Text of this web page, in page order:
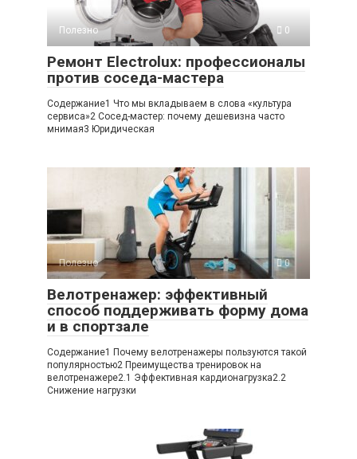
Полезно 0
Ремонт Electrolux: профессионалы
против соседа-мастера
Содержание1 Что мы вкладываем в слова «культура
сервиса»2 Сосед-мастер: почему дешевизна часто
мнимая3 Юридическая
Полезно 0
Велотренажер: эффективный
способ поддерживать форму дома
и в спортзале
Содержание1 Почему велотренажеры пользуются такой
популярностью2 Преимущества тренировок на
велотренажере2.1 Эффективная кардионагрузка2.2
Снижение нагрузки